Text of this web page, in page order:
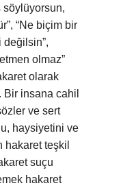
söylüyorsun,
“Ne biçim bir
değilsin”,
olmaz”
olarak
insana cahil
ve sert
haysiyetini ve
hakaret teşkil
suçu
hakaret